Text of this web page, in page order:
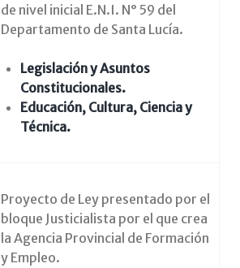
de nivel inicial E.N.I. N° 59 del
Departamento de Santa Lucía.
Legislación y Asuntos
Constitucionales.
Educación, Cultura, Ciencia y
Técnica.
Proyecto de Ley presentado por el
bloque Justicialista por el que crea
la Agencia Provincial de Formación
y Empleo.